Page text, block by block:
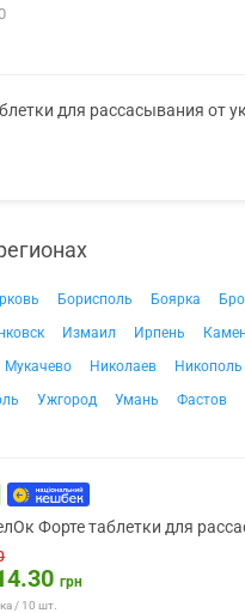
для рассасывания от
Борисполь Боярка
Измаил Ирпень
Мукачево Николаев Никополь
Ужгород Умань Фастов
Форте таблетки для
грн
/ 10 шт.